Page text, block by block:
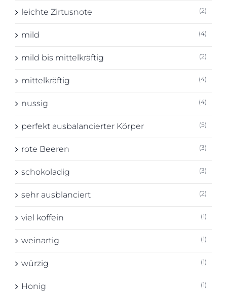
leichte Zirtusnote (2)
mild (4)
mild bis mittelkräftig (2)
mittelkräftig (4)
nussig (4)
perfekt ausbalancierter Körper (5)
rote Beeren (3)
schokoladig (3)
sehr ausblanciert (2)
viel koffein (1)
weinartig (1)
würzig (1)
Honig (1)